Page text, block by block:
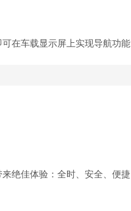
在车载显示屏上实现导航功能
绝佳体验：全时、安全、便捷